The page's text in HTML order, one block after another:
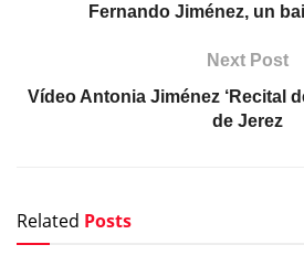
Fernando Jiménez, un
Next Post
Vídeo Antonia Jiménez ‘Recital
de Jerez
Related Posts